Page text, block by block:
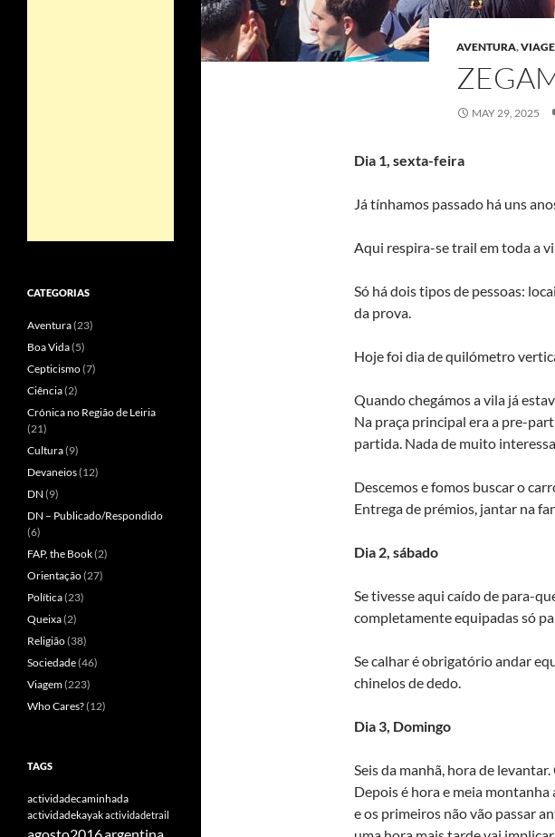
AVENTURA,
MAY 29, 2025
Dia 1, sexta-feira
Já tínhamos passado há uns
Aqui respira-se trail em toda a
Só há dois tipos de pessoas:
da prova.
Hoje foi dia de quilómetro
Quando chegámos a vila já
Na praça principal era a pre-
partida. Nada de muito
Descemos e fomos buscar o
Entrega de prémios, jantar na
Dia 2, sábado
Se tivesse aqui caído de para-
completamente equipadas só
Se calhar é obrigatório andar
chinelos de dedo.
Dia 3, Domingo
Seis da manhã, hora de
Depois é hora e meia
e os primeiros não vão passar
CATEGORIAS
Aventura(23)
Boa Vida(5)
Cepticismo(7)
Ciência(2)
Crónica no Região de Leiria
(21)
Cultura(9)
Devaneios(12)
DN (9)
DN – Publicado/Respondido
(6)
FAP, the Book(2)
Orientação(27)
Política(23)
Queixa(2)
Religião(38)
Sociedade(46)
Viagem(223)
Who Cares?(12)
TAGS
actividadecaminhada
actividadekayakactividadetrail